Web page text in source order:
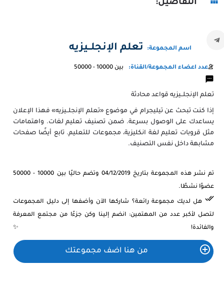
التفاصيل:
اسم المجموعة: تعلم الإنجلــيزيه
عدد اعضاء المجموعة/القناة: بين 10000 - 50000
تعلم الإنجلــيزيه قواعد محادثة
إذا كنت تبحث عن تيليجرام في موضوع «تعلم الإنجلــيزيه» فهذا الإعلان
يساعدك على الوصول بسرعة. ضمن تصنيف تعليم لغات. واهتمامات
مثل قروبات تعليم لغة انكليزية، مجموعات للتعليم. تابع أيضًا صفحات
مشابهة داخل نفس التصنيف.
تم نشر هذه المجموعة بتاريخ 04/12/2019 وتضم حاليًا بين 10000 - 50000
عضوًا نشطًا.
هل لديك مجموعة رائعة؟ شاركها الآن وأضفها إلى دليل المجموعات
لتصل لأكبر عدد من المهتمين: انضم إلينا وكن جزءًا من مجتمع المعرفة
والفائدة! ✨
من هنا اضف مجموعتك